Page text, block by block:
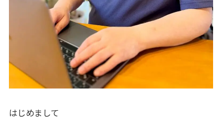
はじめまして